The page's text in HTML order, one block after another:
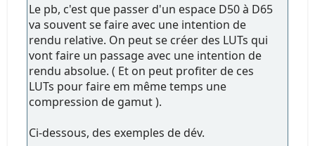
Le pb, c'est que passer d'un espace D50 à D65
va souvent se faire avec une intention de
rendu relative. On peut se créer des LUTs qui
vont faire un passage avec une intention de
rendu absolue. ( Et on peut profiter de ces
LUTs pour faire em même temps une
compression de gamut ).
Ci-dessous, des exemples de dév.